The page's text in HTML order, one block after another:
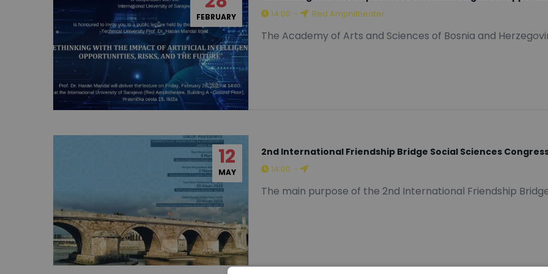
FEBRUARY 14:00 - Red Amphitheater
The Academy of Arts and Sciences of Bosnia and
12
MAY
2nd International Friendship Bridge Social Sciences
14:00 -
The main purpose of the 2nd International Friendship